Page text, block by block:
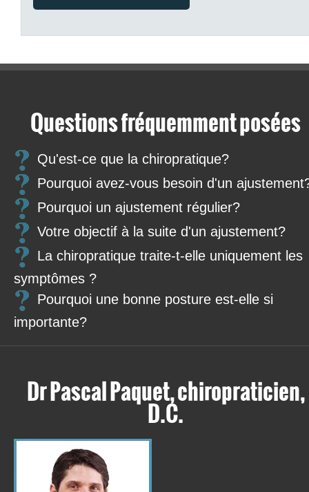
Questions fréquemment posées
Qu'est-ce que la chiropratique?
Pourquoi avez-vous besoin d'un
Pourquoi un ajustement régulier?
Votre objectif à la suite d'un ajustement?
La chiropratique traite-t-elle uniquement les
symptômes ?
Pourquoi une bonne posture est-elle si
importante?
Dr Pascal Paquet, chiropraticien,
D.C.